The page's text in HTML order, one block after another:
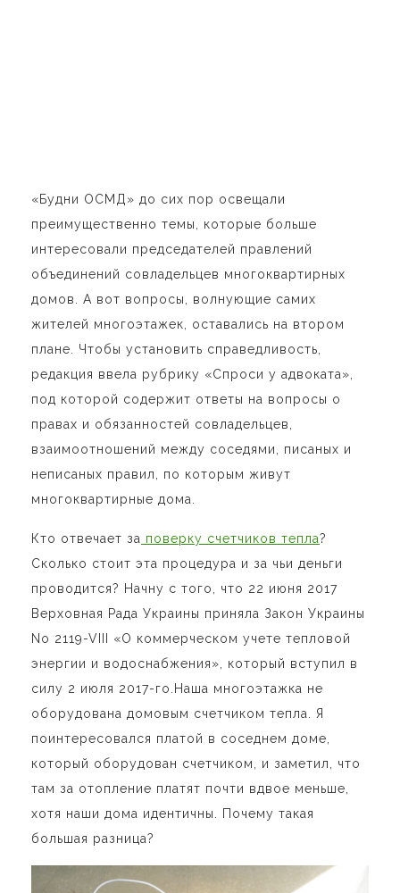
«Будни ОСМД» до сих пор освещали
преимущественно темы, которые больше
интересовали председателей правлений
объединений совладельцев многоквартирных
домов. А вот вопросы, волнующие самих
жителей многоэтажек, оставались на втором
плане. Чтобы установить справедливость,
редакция ввела рубрику «Спроси у адвоката»,
под которой содержит ответы на вопросы о
правах и обязанностей совладельцев,
взаимоотношений между соседями, писаных и
неписаных правил, по которым живут
многоквартирные дома.
Кто отвечает за поверку счетчиков тепла?
Сколько стоит эта процедура и за чьи деньги
проводится? Начну с того, что 22 июня 2017
Верховная Рада Украины приняла Закон Украины
No 2119-VIII «О коммерческом учете тепловой
энергии и водоснабжения», который вступил в
силу 2 июля 2017-го.Наша многоэтажка не
оборудована домовым счетчиком тепла. Я
поинтересовался платой в соседнем доме,
который оборудован счетчиком, и заметил, что
там за отопление платят почти вдвое меньше,
хотя наши дома идентичны. Почему такая
большая разница?